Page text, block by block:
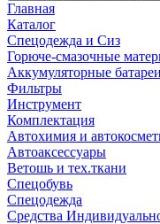
Главная
Каталог
Спецодежда и Сиз
Горюче-смазочные
Аккумуляторные батареи
Фильтры
Инструмент
Комплектация
Автохимия и
Автоаксессуары
Ветошь и тех.ткани
Спецобувь
Спецодежда
Средства